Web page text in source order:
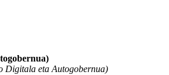
Digitala eta Autogobernua)